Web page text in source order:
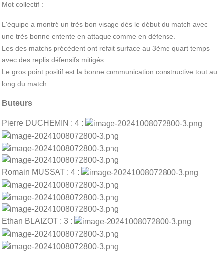
Mot collectif :
L'équipe a montré un très bon visage dès le début du match avec
une très bonne entente en attaque comme en défense.
Les des matchs précédent ont refait surface au 3ème quart temps
avec des replis défensifs mitigés.
Le gros point positif est la bonne communication constructive tout au
long du match.
Buteurs
Pierre DUCHEMIN : 4 :
Romain MUSSAT : 4 :
Ethan BLAIZOT : 3 :